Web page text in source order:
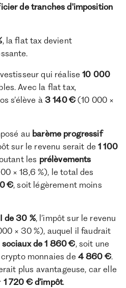
de tranches d'imposition
, la flat tax devient
qui réalise10 000
Avec la flat tax,
s’élève à 3 140 €(10 000 ×
au barème progressif
sur le revenu serait de1 100
les prélèvements
× 18,6 %), le total des
€, soit légèrement moins
de 30 %, l’impôt sur le revenu
× 30 %), auquel il faudrait
de 1 860 €, soit une
monnaies de 4 860 €.
plus avantageuse, car elle
1 720 € d’impôt.